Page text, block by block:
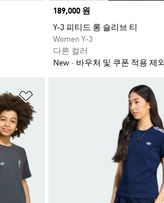
Price
189,000 원
Y-3 피티드 롱 슬리브 티
Women Y-3
다른 컬러
New
바우처 및 쿠폰 적용 제외